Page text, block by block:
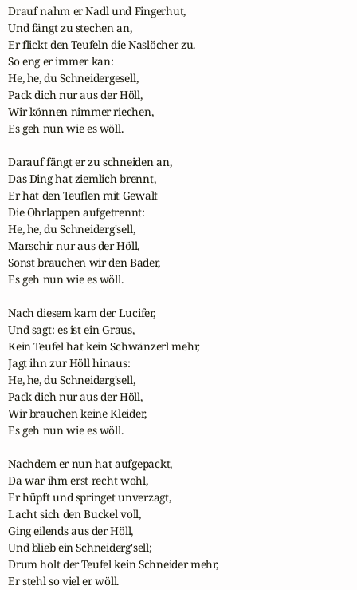
Drauf nahm er Nadl und Fingerhut,
Und fängt zu stechen an,
Er flickt den Teufeln die Naslöcher zu.
So eng er immer kan:
He, he, du Schneidergesell,
Pack dich nur aus der Höll,
Wir können nimmer riechen,
Es geh nun wie es wöll.
Darauf fängt er zu schneiden an,
Das Ding hat ziemlich brennt,
Er hat den Teuflen mit Gewalt
Die Ohrlappen aufgetrennt:
He, he, du Schneiderg'sell,
Marschir nur aus der Höll,
Sonst brauchen wir den Bader,
Es geh nun wie es wöll.
Nach diesem kam der Lucifer,
Und sagt: es ist ein Graus,
Kein Teufel hat kein Schwänzerl mehr,
Jagt ihn zur Höll hinaus:
He, he, du Schneiderg'sell,
Pack dich nur aus der Höll,
Wir brauchen keine Kleider,
Es geh nun wie es wöll.
Nachdem er nun hat aufgepackt,
Da war ihm erst recht wohl,
Er hüpft und springet unverzagt,
Lacht sich den Buckel voll,
Ging eilends aus der Höll,
Und blieb ein Schneiderg'sell;
Drum holt der Teufel kein Schneider mehr,
Er stehl so viel er wöll.